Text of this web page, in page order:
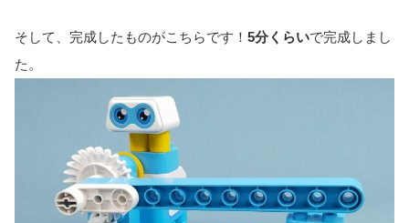
そして、完成したものがこちらです！ 5分くらいで完成しまし
た。